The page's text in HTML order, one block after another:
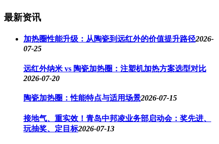
最新资讯
加热圈性能升级：从陶瓷到远红外的价值提升路径2026-
07-25
远红外纳米 vs 陶瓷加热圈：注塑机加热方案选型对比
2026-07-20
陶瓷加热圈：性能特点与适用场景2026-07-15
接地气、重实效！青岛中邦凌业务部启动会：奖先进、
玩抽奖、定目标2026-07-13